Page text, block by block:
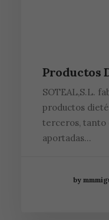
Productos
SOTEAL,S.L.
productos
terceros, tanto
aportadas…
by